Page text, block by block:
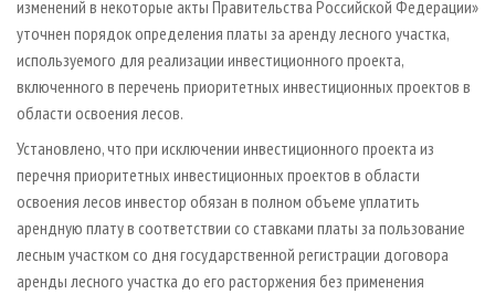
ПРОИЗВОДСТВО ДРЕВЕСНЫХ ПЛИТ
ДЕРЕВЯННОЕ ДОМОСТРОЕНИЕ
ПРОИЗВОДСТВО МЕБЕЛИ
БИОЭНЕРГЕТИКА
ЦБП
ИНСТРУМЕНТ И МАТЕРИАЛЫ
МОБИЛЬНЫЕ ВЫСТАВКИ
ОФИЦИАЛЬНЫЕ ДЕЛЕГАЦИИ
ПРИОРИТЕТНЫЕ ИНВЕСТПРОЕКТЫ
RUSSIAN FORESTRY REVIEW
ГАЗЕТА ЛЕСПРОМФОРУМ
БИБЛИОТЕКА СПЕЦИАЛИСТА
РЕКЛАМА НА САЙТЕ
изменений в некоторые акты Правительства Российской Федерации»
уточнен порядок определения платы за аренду лесного участка,
используемого для реализации инвестиционного проекта,
включенного в перечень приоритетных инвестиционных проектов в
области освоения лесов.
Установлено, что при исключении инвестиционного проекта из
перечня приоритетных инвестиционных проектов в области
освоения лесов инвестор обязан в полном объеме уплатить
арендную плату в соответствии со ставками платы за пользование
лесным участком со дня государственной регистрации договора
аренды лесного участка до его расторжения без применения